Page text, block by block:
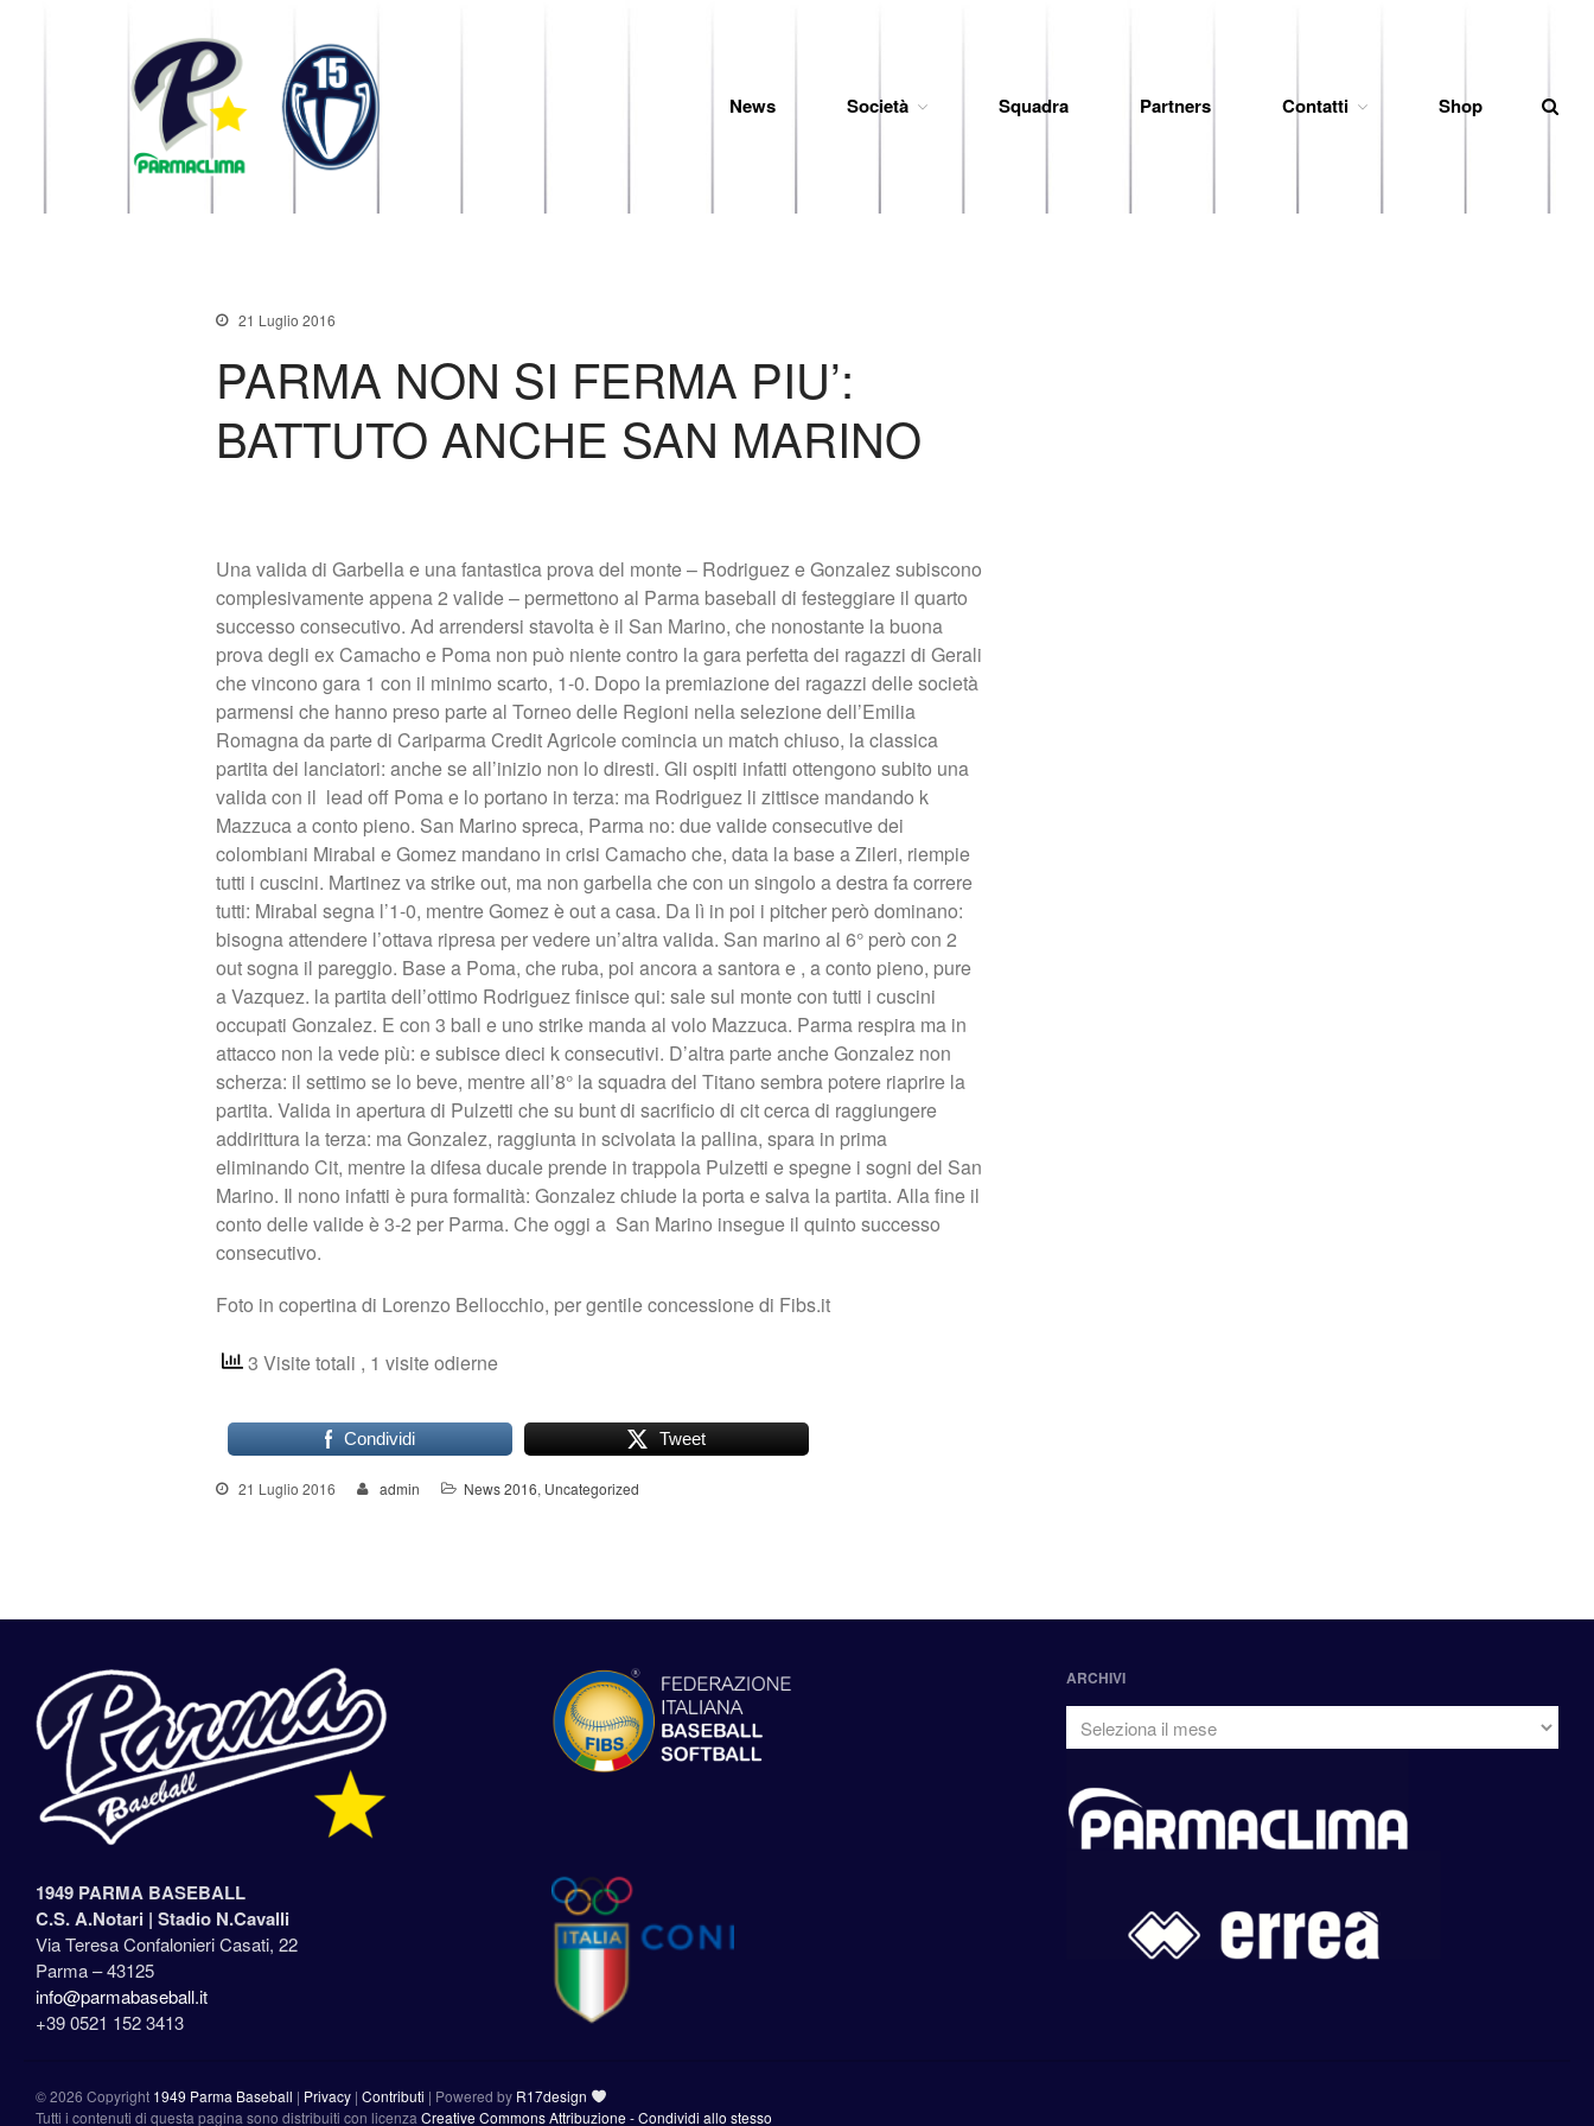
News
News Società Squadra Partners Contatti Shop
21 Luglio 2016
PARMA NON SI FERMA PIU’:
BATTUTO ANCHE SAN MARINO
Una valida di Garbella e una fantastica prova del monte – Rodriguez e Gonzalez subiscono
complesivamente appena 2 valide – permettono al Parma baseball di festeggiare il quarto
successo consecutivo. Ad arrendersi stavolta è il San Marino, che nonostante la buona
prova degli ex Camacho e Poma non può niente contro la gara perfetta dei ragazzi di Gerali
che vincono gara 1 con il minimo scarto, 1-0. Dopo la premiazione dei ragazzi delle società
parmensi che hanno preso parte al Torneo delle Regioni nella selezione dell’Emilia
Romagna da parte di Cariparma Credit Agricole comincia un match chiuso, la classica
partita dei lanciatori: anche se all’inizio non lo diresti. Gli ospiti infatti ottengono subito una
valida con il lead off Poma e lo portano in terza: ma Rodriguez li zittisce mandando k
Mazzuca a conto pieno. San Marino spreca, Parma no: due valide consecutive dei
colombiani Mirabal e Gomez mandano in crisi Camacho che, data la base a Zileri, riempie
tutti i cuscini. Martinez va strike out, ma non garbella che con un singolo a destra fa correre
tutti: Mirabal segna l’1-0, mentre Gomez è out a casa. Da lì in poi i pitcher però dominano:
bisogna attendere l’ottava ripresa per vedere un’altra valida. San marino al 6° però con 2
out sogna il pareggio. Base a Poma, che ruba, poi ancora a santora e , a conto pieno, pure
a Vazquez. la partita dell’ottimo Rodriguez finisce qui: sale sul monte con tutti i cuscini
occupati Gonzalez. E con 3 ball e uno strike manda al volo Mazzuca. Parma respira ma in
attacco non la vede più: e subisce dieci k consecutivi. D’altra parte anche Gonzalez non
scherza: il settimo se lo beve, mentre all’8° la squadra del Titano sembra potere riaprire la
partita. Valida in apertura di Pulzetti che su bunt di sacrificio di cit cerca di raggiungere
addirittura la terza: ma Gonzalez, raggiunta in scivolata la pallina, spara in prima
eliminando Cit, mentre la difesa ducale prende in trappola Pulzetti e spegne i sogni del San
Marino. Il nono infatti è pura formalità: Gonzalez chiude la porta e salva la partita. Alla fine il
conto delle valide è 3-2 per Parma. Che oggi a San Marino insegue il quinto successo
consecutivo.
Foto in copertina di Lorenzo Bellocchio, per gentile concessione di Fibs.it
3 Visite totali , 1 visite odierne
Condividi Tweet
21 Luglio 2016 admin News 2016, Uncategorized
1949 PARMA BASEBALL
C.S. A.Notari | Stadio N.Cavalli
Via Teresa Confalonieri Casati, 22
Parma – 43125
info@parmabaseball.it
+39 0521 152 3413
ARCHIVI
©2026 Copyright 1949 Parma Baseball | Privacy | Contributi | Powered by R17design
Tutti i contenuti di questa pagina sono distribuiti con licenza Creative Commons Attribuzione - Condividi allo stesso